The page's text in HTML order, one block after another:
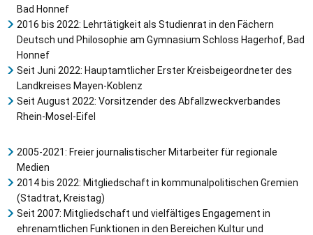
Bad Honnef
2016 bis 2022: Lehrtätigkeit als Studienrat in den Fächern
Deutsch und Philosophie am Gymnasium Schloss Hagerhof, Bad
Honnef
Seit Juni 2022: Hauptamtlicher Erster Kreisbeigeordneter des
Landkreises Mayen-Koblenz
Seit August 2022: Vorsitzender des Abfallzweckverbandes
Rhein-Mosel-Eifel
2005-2021: Freier journalistischer Mitarbeiter für regionale
Medien
2014 bis 2022: Mitgliedschaft in kommunalpolitischen Gremien
(Stadtrat, Kreistag)
Seit 2007: Mitgliedschaft und vielfältiges Engagement in
ehrenamtlichen Funktionen in den Bereichen Kultur und